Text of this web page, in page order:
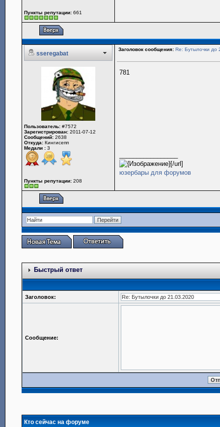
Пункты репутации: 661
sseregabat
Заголовок сообщения: Re: Бутылочки до
Пользователь: #7572
Зарегистрирован: 2011-07-12
Сообщений: 2638
Откуда: Кингисепп
Медали : 3
Пункты репутации: 208
781
[/url]
юзербары для форумов
Быстрый ответ
Заголовок:
Сообщение:
Кто сейчас на форуме